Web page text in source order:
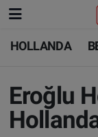
HOLLANDA
Eroğlu
BELÇİKA
ALMANYA
BELÇİKA
ALMANYA
Nöbetçi
Hava
Trafik